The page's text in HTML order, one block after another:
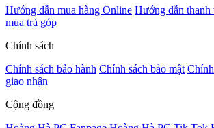
Hướng dẫn mua hàng Online Hướng dẫn thanh
mua trả góp
Chính sách
Chính sách bảo hành Chính sách bảo mật
giao nhận
Cộng đồng